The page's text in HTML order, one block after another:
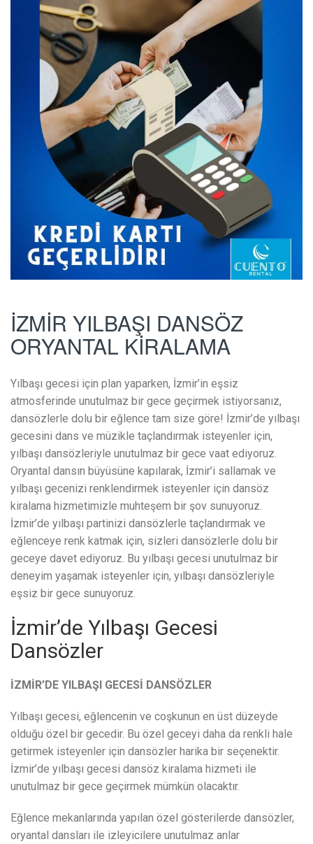
İZMİR YILBAŞI DANSÖZ
ORYANTAL KİRALAMA
Yılbaşı gecesi için plan yaparken, İzmir’in eşsiz
atmosferinde unutulmaz bir gece geçirmek istiyorsanız,
dansözlerle dolu bir eğlence tam size göre! İzmir’de yılbaşı
gecesini dans ve müzikle taçlandırmak isteyenler için,
yılbaşı dansözleriyle unutulmaz bir gece vaat ediyoruz.
Oryantal dansın büyüsüne kapılarak, İzmir’i sallamak ve
yılbaşı gecenizi renklendirmek isteyenler için dansöz
kiralama hizmetimizle muhteşem bir şov sunuyoruz.
İzmir’de yılbaşı partinizi dansözlerle taçlandırmak ve
eğlenceye renk katmak için, sizleri dansözlerle dolu bir
geceye davet ediyoruz. Bu yılbaşı gecesi unutulmaz bir
deneyim yaşamak isteyenler için, yılbaşı dansözleriyle
eşsiz bir gece sunuyoruz.
İzmir’de Yılbaşı Gecesi
Dansözler
İZMİR’DE YILBAŞI GECESİ DANSÖZLER
Yılbaşı gecesi, eğlencenin ve coşkunun en üst düzeyde
olduğu özel bir gecedir. Bu özel geceyi daha da renkli hale
getirmek isteyenler için dansözler harika bir seçenektir.
İzmir’de yılbaşı gecesi dansöz kiralama hizmeti ile
unutulmaz bir gece geçirmek mümkün olacaktır.
Eğlence mekanlarında yapılan özel gösterilerde dansözler,
oryantal dansları ile izleyicilere unutulmaz anlar